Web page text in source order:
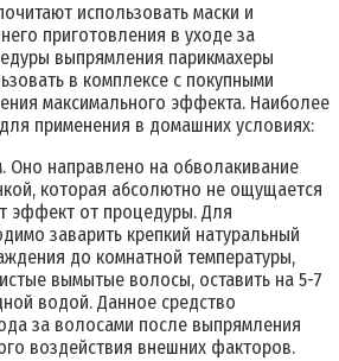
использовать маски и
приготовления в уходе за
выпрямления парикмахеры
в комплексе с покупными
максимального эффекта. Наиболее
применения в домашних условиях:
Оно направлено на обволакивание
которая абсолютно не ощущается
эффект от процедуры. Для
заварить крепкий натуральный
до комнатной температуры,
вымытые волосы, оставить на 5-7
водой. Данное средство
за волосами после выпрямления
воздействия внешних факторов.